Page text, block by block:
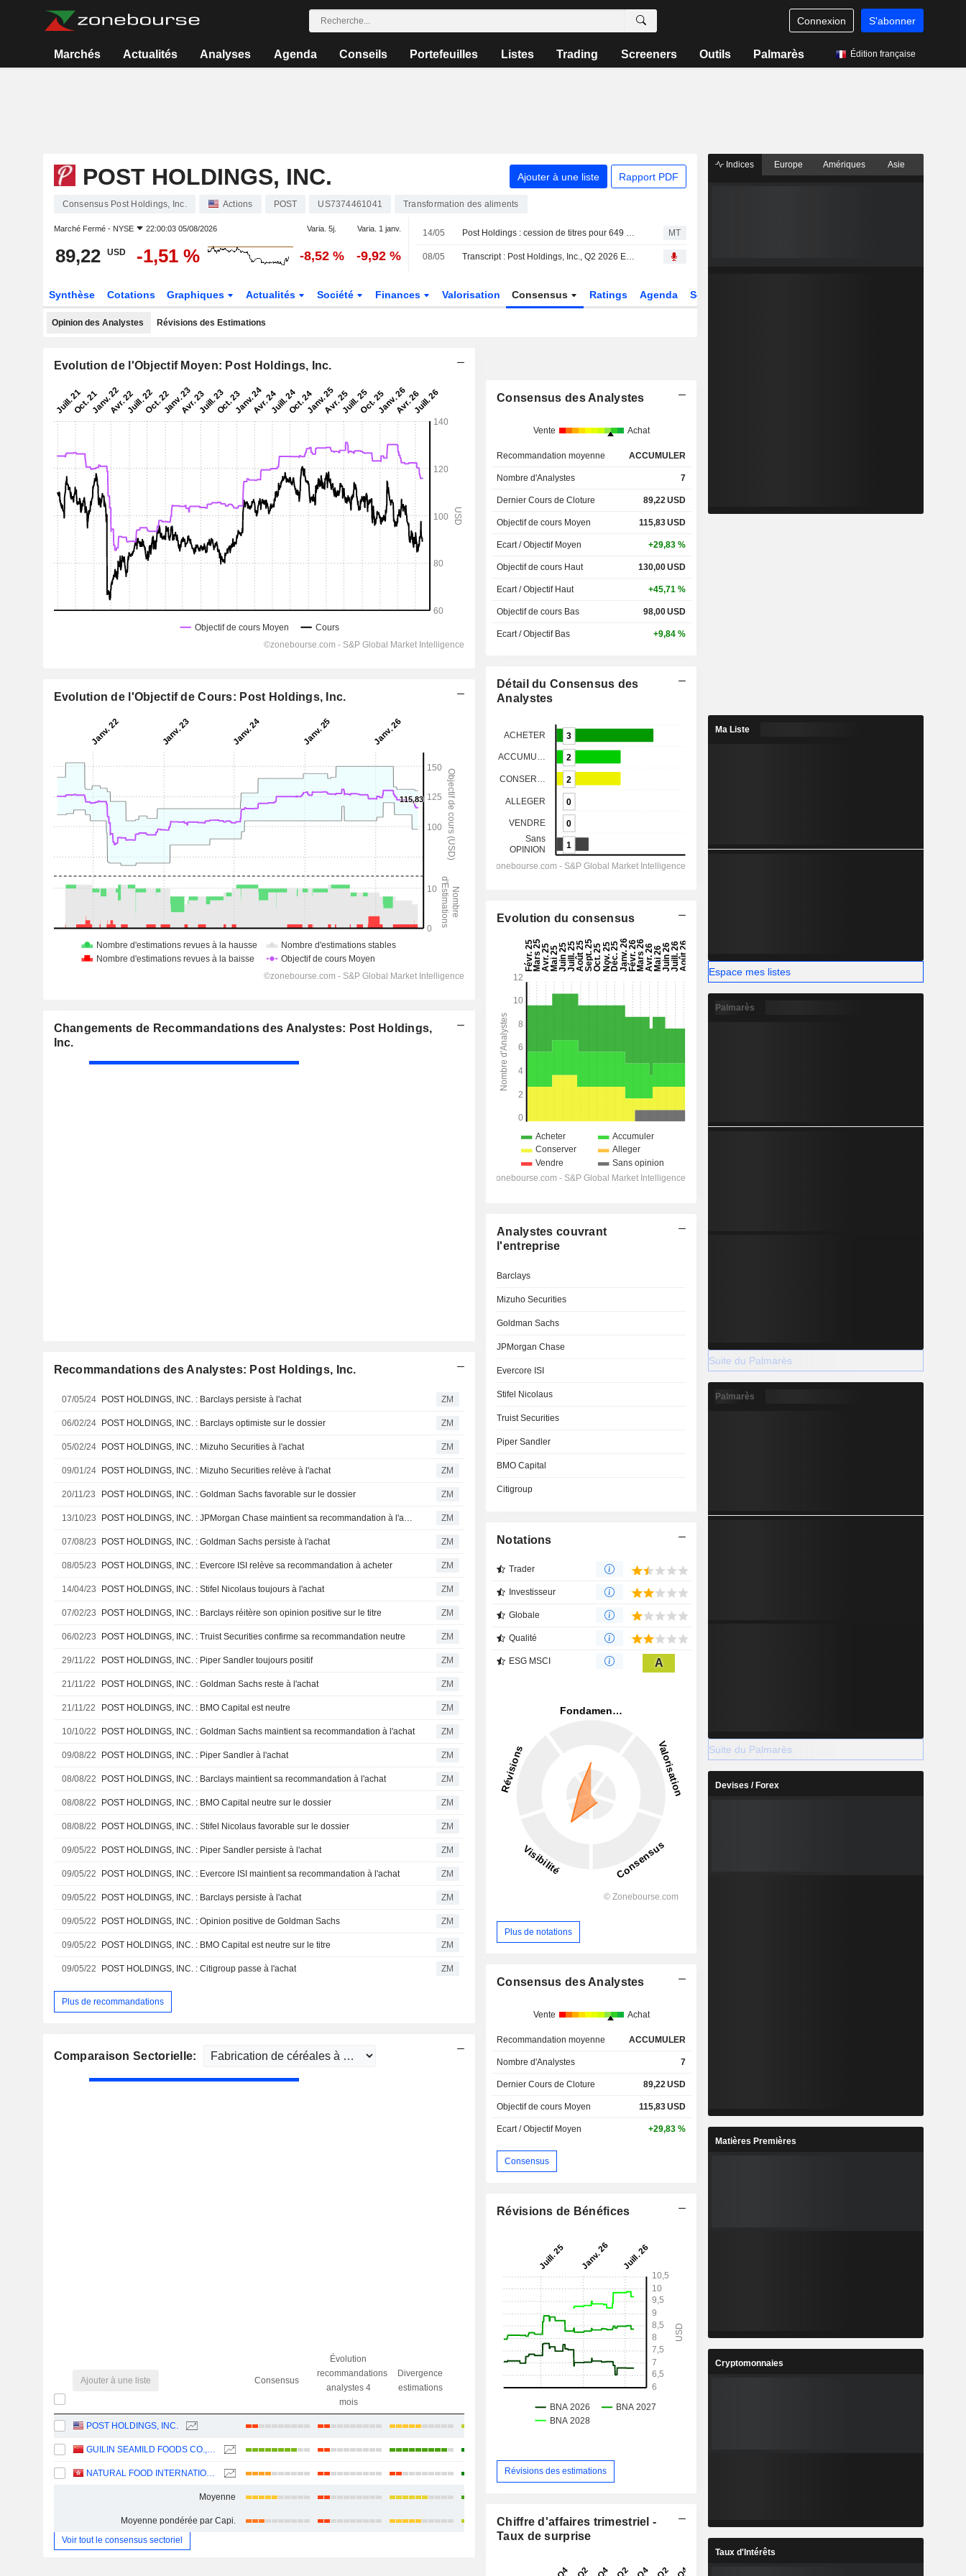
Connexion S'abonner
Marchés Actualités Analyses Agenda Conseils Portefeuilles Listes Trading Screeners Outils Palmarès Édition française
POST HOLDINGS, INC. Ajouter à une liste Rapport PDF
Consensus Post Holdings, Inc. Actions POST US7374461041 Transformation des aliments
Marché Fermé - NYSE 22:00:03 05/08/2026 Varia. 5j. Varia. 1 janv.
89,22 USD -1,51 % -8,52 % -9,92 %
14/05 Post Holdings : cession de titres pour 649 839 dollars par un initié, selon un document de la SEC MT
08/05 Transcript : Post Holdings, Inc., Q2 2026 Earnings Call, May 08, 2026
Synthèse Cotations Graphiques Actualités Société Finances Valorisation Consensus Ratings Agenda Secteur
Opinion des Analystes Révisions des Estimations
Evolution de l'Objectif Moyen: Post Holdings, Inc.
Evolution de l'Objectif de Cours: Post Holdings, Inc.
Changements de Recommandations des Analystes: Post Holdings,
Inc.
Recommandations des Analystes: Post Holdings, Inc.
07/05/24 POST HOLDINGS, INC. : Barclays persiste à l'achat ZM
06/02/24 POST HOLDINGS, INC. : Barclays optimiste sur le dossier ZM
05/02/24 POST HOLDINGS, INC. : Mizuho Securities à l'achat ZM
09/01/24 POST HOLDINGS, INC. : Mizuho Securities relève à l'achat ZM
20/11/23 POST HOLDINGS, INC. : Goldman Sachs favorable sur le dossier ZM
13/10/23 POST HOLDINGS, INC. : JPMorgan Chase maintient sa recommandation à l'achat ZM
07/08/23 POST HOLDINGS, INC. : Goldman Sachs persiste à l'achat ZM
08/05/23 POST HOLDINGS, INC. : Evercore ISI relève sa recommandation à acheter ZM
14/04/23 POST HOLDINGS, INC. : Stifel Nicolaus toujours à l'achat ZM
07/02/23 POST HOLDINGS, INC. : Barclays réitère son opinion positive sur le titre ZM
06/02/23 POST HOLDINGS, INC. : Truist Securities confirme sa recommandation neutre ZM
29/11/22 POST HOLDINGS, INC. : Piper Sandler toujours positif ZM
21/11/22 POST HOLDINGS, INC. : Goldman Sachs reste à l'achat ZM
21/11/22 POST HOLDINGS, INC. : BMO Capital est neutre ZM
10/10/22 POST HOLDINGS, INC. : Goldman Sachs maintient sa recommandation à l'achat ZM
09/08/22 POST HOLDINGS, INC. : Piper Sandler à l'achat ZM
08/08/22 POST HOLDINGS, INC. : Barclays maintient sa recommandation à l'achat ZM
08/08/22 POST HOLDINGS, INC. : BMO Capital neutre sur le dossier ZM
08/08/22 POST HOLDINGS, INC. : Stifel Nicolaus favorable sur le dossier ZM
09/05/22 POST HOLDINGS, INC. : Piper Sandler persiste à l'achat ZM
09/05/22 POST HOLDINGS, INC. : Evercore ISI maintient sa recommandation à l'achat ZM
09/05/22 POST HOLDINGS, INC. : Barclays persiste à l'achat ZM
09/05/22 POST HOLDINGS, INC. : Opinion positive de Goldman Sachs ZM
09/05/22 POST HOLDINGS, INC. : BMO Capital est neutre sur le titre ZM
09/05/22 POST HOLDINGS, INC. : Citigroup passe à l'achat ZM
Plus de recommandations
Comparaison Sectorielle:
Ajouter à une liste Consensus
Évolution
recommandations
analystes 4
mois
Divergence
estimations
Divergence
Ecart obj.
/ dr
POST HOLDINGS, INC. +27,87 %
GUILIN SEAMILD FOODS CO., LTD
NATURAL FOOD INTERNATIONAL HOLDING LIMITED +39,47 %
Moyenne
Moyenne pondérée par Capi.
+32,32 %
Voir tout le consensus sectoriel
Consensus des Analystes
Vente Achat
Recommandation moyenne ACCUMULER
Nombre d'Analystes 7
Dernier Cours de Cloture 89,22USD
Objectif de cours Moyen 115,83USD
Ecart / Objectif Moyen +29,83 %
Objectif de cours Haut 130,00USD
Ecart / Objectif Haut +45,71 %
Objectif de cours Bas 98,00USD
Ecart / Objectif Bas +9,84 %
Détail du Consensus des
Analystes
Evolution du consensus
Analystes couvrant
l'entreprise
Barclays
Mizuho Securities
Goldman Sachs
JPMorgan Chase
Evercore ISI
Stifel Nicolaus
Truist Securities
Piper Sandler
BMO Capital
Citigroup
Notations
Trader
Investisseur
Globale
Qualité
ESG MSCI A
Plus de notations
Consensus des Analystes
Vente Achat
Recommandation moyenne ACCUMULER
Nombre d'Analystes 7
Dernier Cours de Cloture 89,22USD
Objectif de cours Moyen 115,83USD
Ecart / Objectif Moyen +29,83 %
Consensus
Révisions de Bénéfices
Révisions des estimations
Chiffre d'affaires trimestriel -
Taux de surprise
Indices Europe Amériques Asie
Ma Liste
Espace mes listes
Palmarès
Suite du Palmarès
Palmarès
Suite du Palmarès
Devises / Forex
Matières Premières
Cryptomonnaies
Taux d'Intérêts